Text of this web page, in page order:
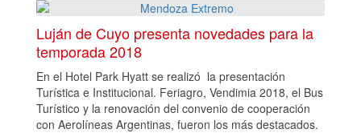
Luján de Cuyo presenta novedades para la
temporada 2018
En el Hotel Park Hyatt se realizó la presentación
Turística e Institucional. Feriagro, Vendimia 2018, el Bus
Turístico y la renovación del convenio de cooperación
con Aerolíneas Argentinas, fueron los más destacados.